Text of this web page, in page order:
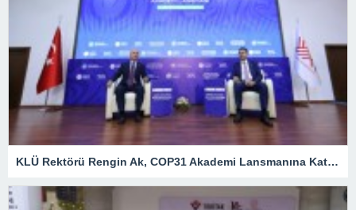
KLÜ Rektörü Rengin Ak, COP31 Akademi Lansmanına Katıldı